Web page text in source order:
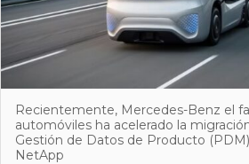
Recientemente, Mercedes-Benz el
automóviles ha acelerado la
Gestión de Datos de Producto
NetApp